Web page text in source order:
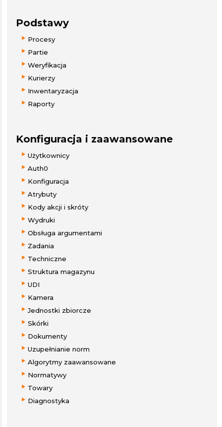
Podstawy
Procesy
Partie
Weryfikacja
Kurierzy
Inwentaryzacja
Raporty
Konfiguracja i zaawansowane
Użytkownicy
Auth0
Konfiguracja
Atrybuty
Kody akcji i skróty
Wydruki
Obsługa argumentami
Zadania
Techniczne
Struktura magazynu
UDI
Kamera
Jednostki zbiorcze
Skórki
Dokumenty
Uzupełnianie norm
Algorytmy zaawansowane
Normatywy
Towary
Diagnostyka